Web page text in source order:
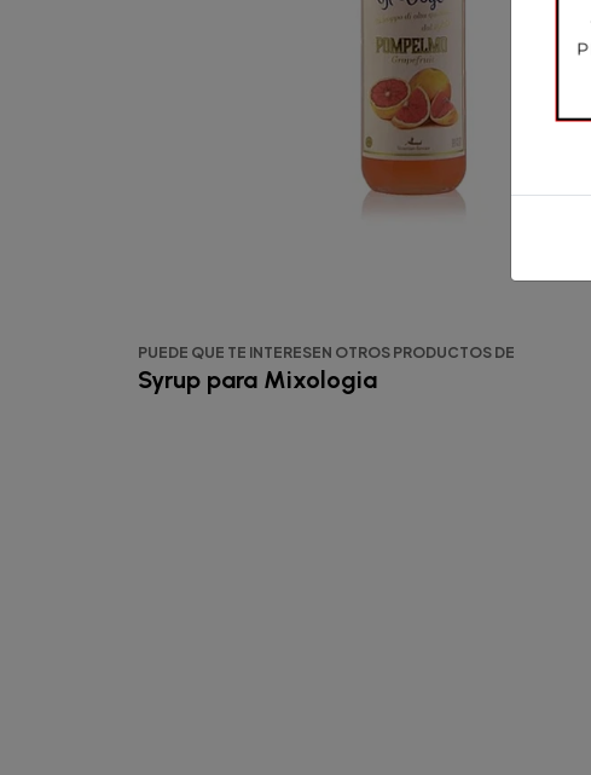
PUEDE QUE TE INTERESEN OTROS PRODUCTOS DE
Syrup para Mixologia